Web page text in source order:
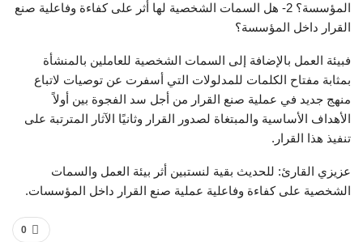
المؤسسة؟ 2- هل السمات الشخصية لها أثر على كفاءة وفاعلية صنع
القرار داخل المؤسسة؟
فبيئة العمل بالإضافة إلى السمات الشخصية للعاملين بالمنشأة
بمثابة مفتاح الكلمات للمدلولات التي أسفرت عن توصيات لاتباع
منهج جديد في عملية صنع القرار من أجل سد الفجوة بين أولاً
الأهداف الأساسية والمبتغاة لصدور القرار وثانيًا الآثار المترتبة على
تنفيذ هذا القرار.
عزيزي القارئ: للحديث بقية لنستبين أثر بيئة العمل والسمات
الشخصية على كفاءة وفاعلية عملية صنع القرار داخل المؤسسات.
0